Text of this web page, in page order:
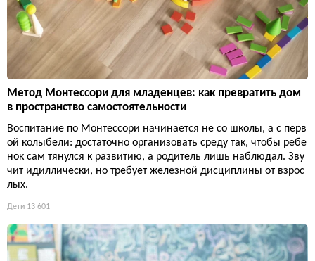
Метод Монтессори для младенцев: как превратить дом
в пространство самостоятельности
Воспитание по Монтессори начинается не со школы, а с перв
ой колыбели: достаточно организовать среду так, чтобы ребе
нок сам тянулся к развитию, а родитель лишь наблюдал. Зву
чит идиллически, но требует железной дисциплины от взрос
лых.
Дети 13 601